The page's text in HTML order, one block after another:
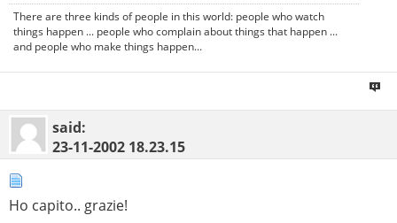
There are three kinds of people in this world: people who watch
things happen ... people who complain about things that happen ...
and people who make things happen...
said:
23-11-2002 18.23.15
Ho capito.. grazie!